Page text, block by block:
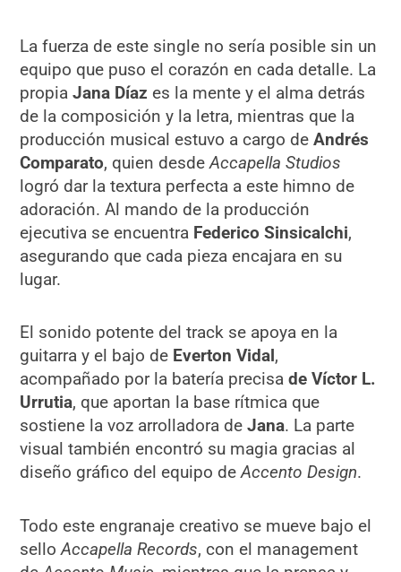
La fuerza de este single no sería posible sin un
equipo que puso el corazón en cada detalle. La
propiaJana Díaz es la mente y el alma detrás
de la composición y la letra, mientras que la
producción musical estuvo a cargo deAndrés
Comparato, quien desdeAccapella Studios
logró dar la textura perfecta a este himno de
adoración. Al mando de la producción
ejecutiva se encuentra Federico Sinsicalchi,
asegurando que cada pieza encajara en su
lugar.
El sonido potente del track se apoya en la
guitarra y el bajo de Everton Vidal,
acompañado por la batería precisade Víctor L.
Urrutia, que aportan la base rítmica que
sostiene la voz arrolladora deJana. La parte
visual también encontró su magia gracias al
diseño gráfico del equipo deAccento Design.
Todo este engranaje creativo se mueve bajo el
selloAccapella Records, con el management